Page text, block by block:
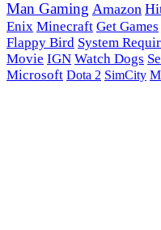
Man Gaming Amazon
Enix Minecraft Get Games
Flappy Bird System
Movie IGN Watch Dogs
Microsoft Dota 2 SimCity